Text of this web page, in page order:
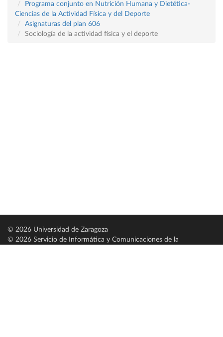
Programa conjunto en Nutrición Humana y Dietética-
Ciencias de la Actividad Física y del Deporte
Asignaturas del plan 606
Sociología de la actividad física y el deporte
© 2026 Universidad de Zaragoza
© 2026 Servicio de Informática y Comunicaciones de la